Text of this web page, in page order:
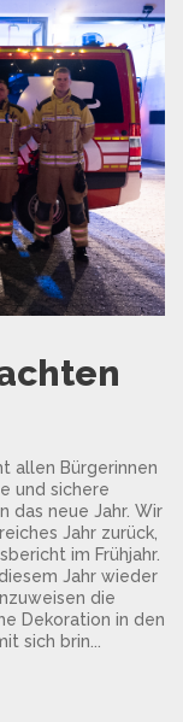
allen Bürgerinnen
und sichere
das neue Jahr. Wir
Jahr zurück,
im Frühjahr.
Jahr wieder
die
Dekoration in den
sich brin...